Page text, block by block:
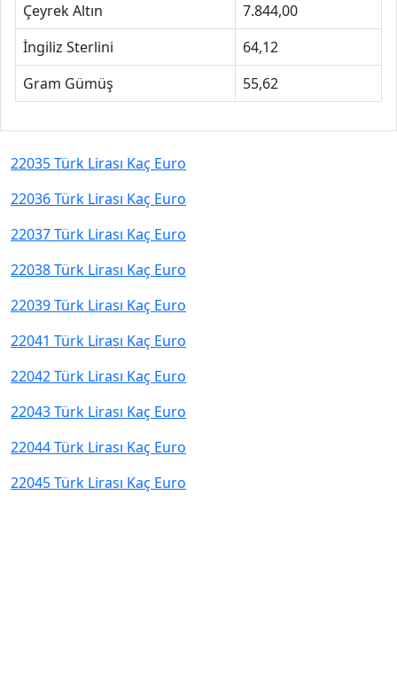
Çeyrek Altın
7.844,00
İngiliz Sterlini
64,12
Gram Gümüş
55,62
22035 Türk Lirası Kaç Euro
22036 Türk Lirası Kaç Euro
22037 Türk Lirası Kaç Euro
22038 Türk Lirası Kaç Euro
22039 Türk Lirası Kaç Euro
22041 Türk Lirası Kaç Euro
22042 Türk Lirası Kaç Euro
22043 Türk Lirası Kaç Euro
22044 Türk Lirası Kaç Euro
22045 Türk Lirası Kaç Euro